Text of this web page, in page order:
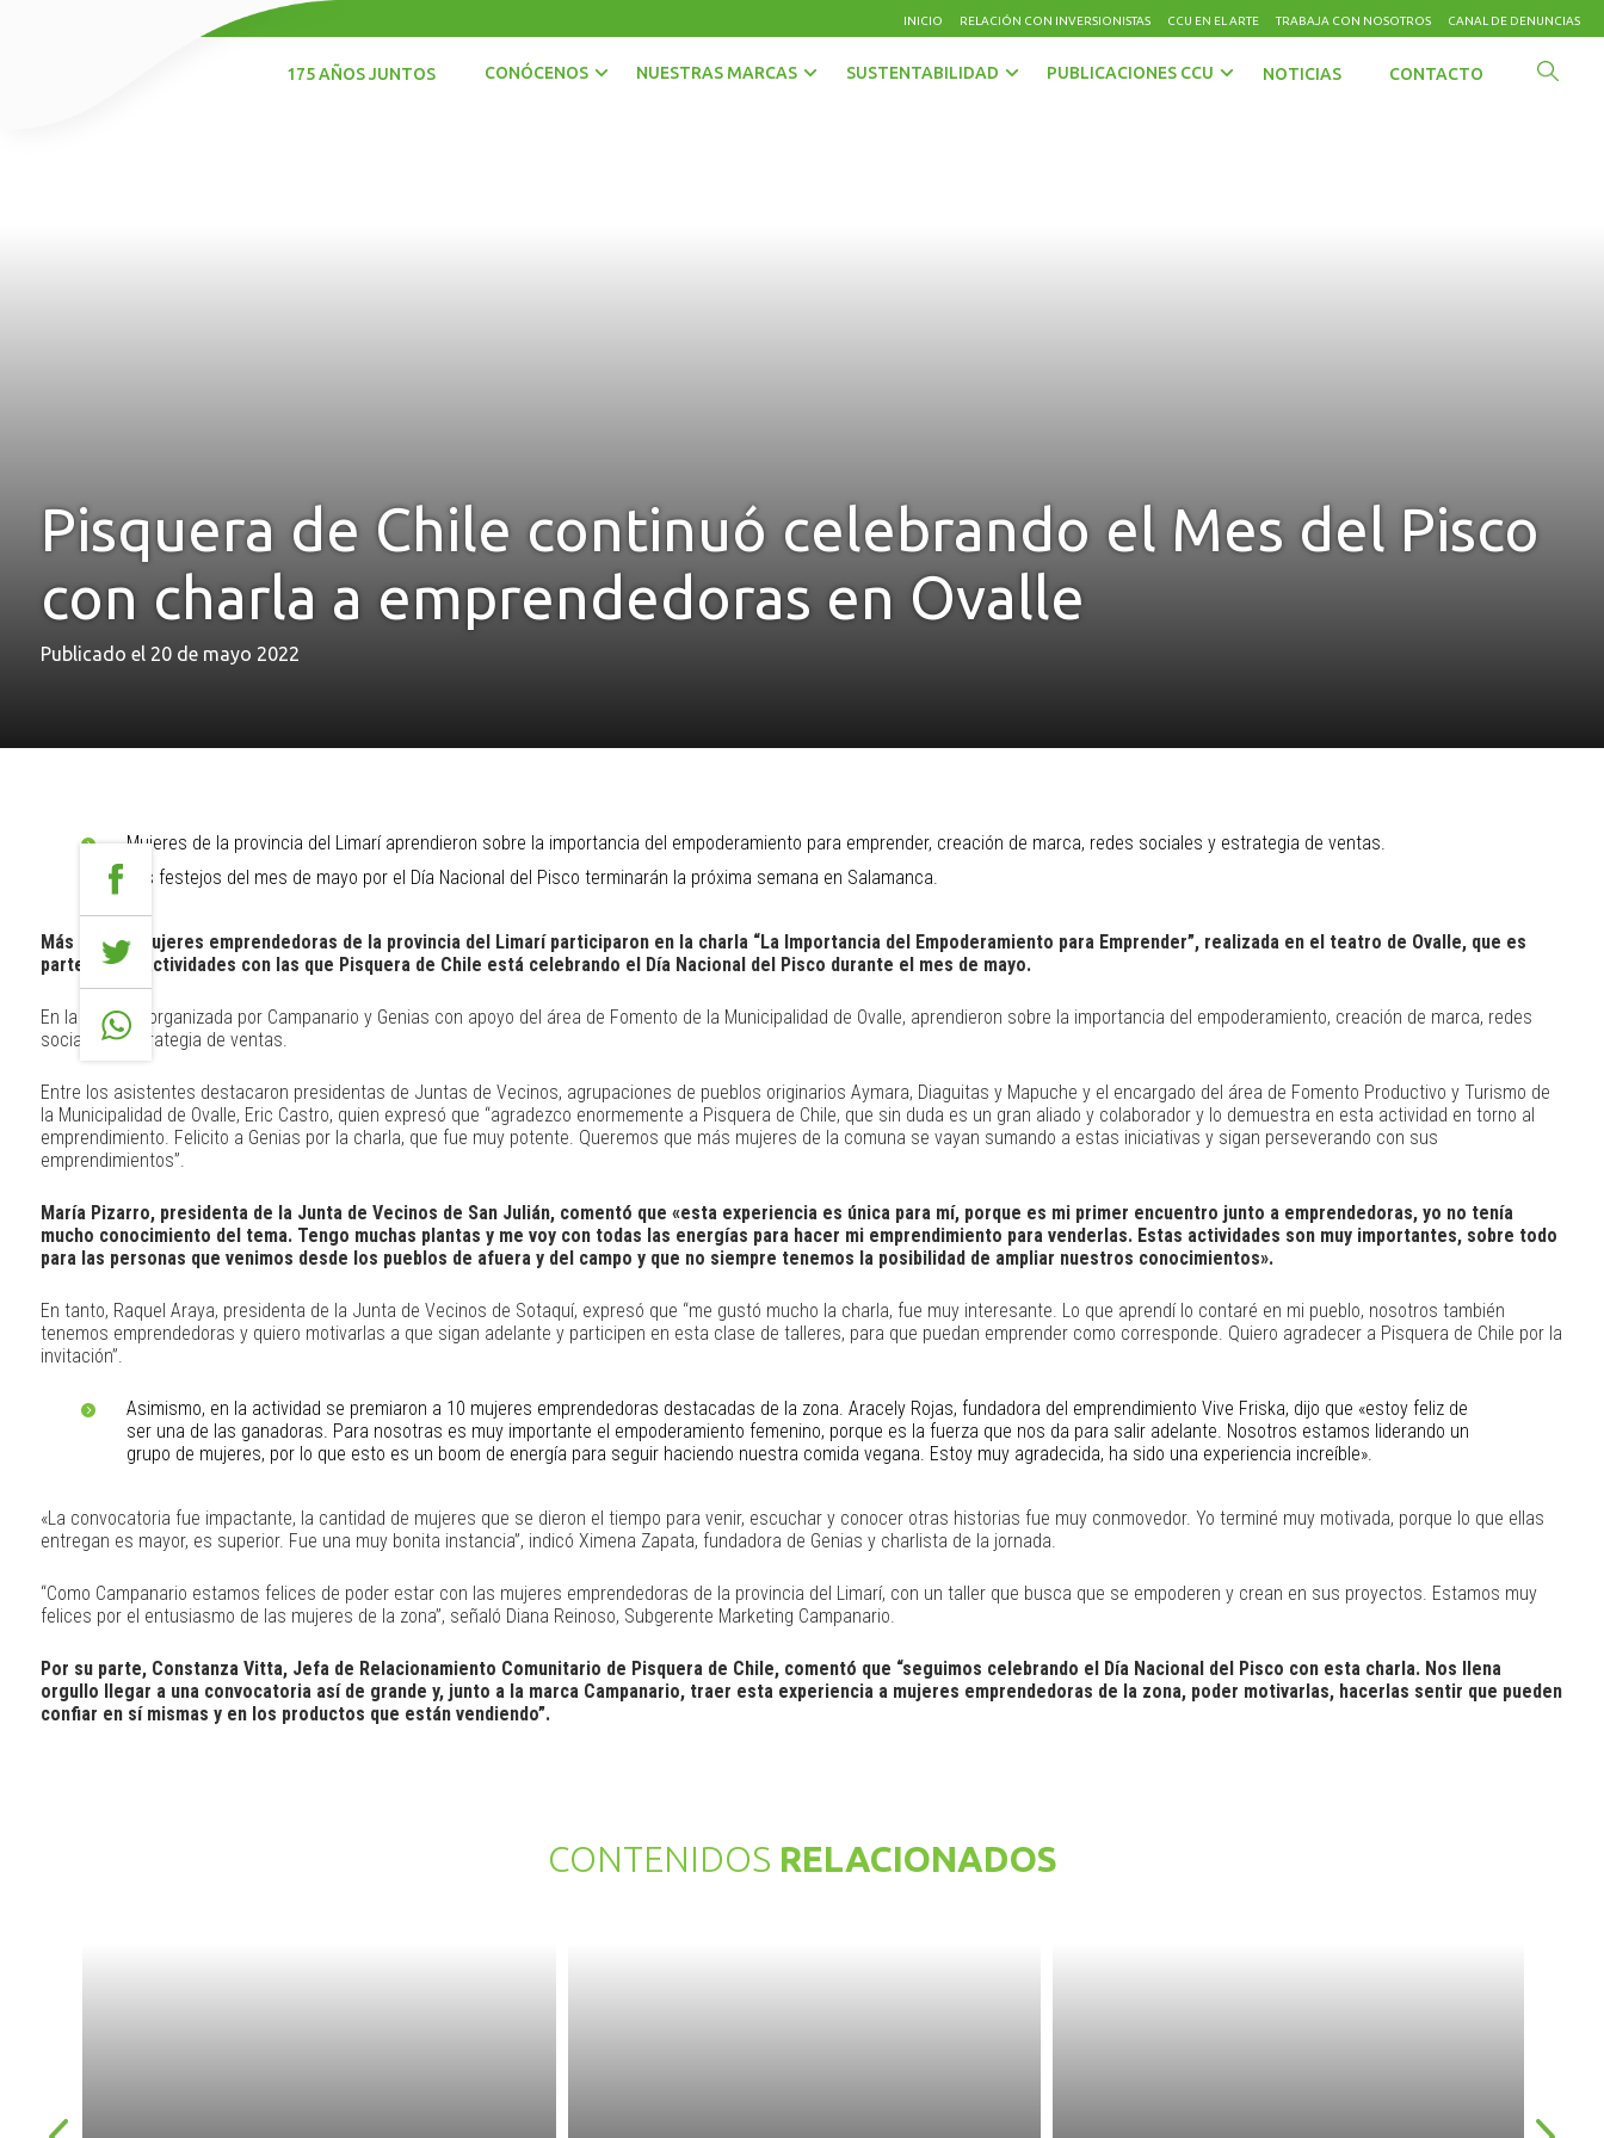
INICIO RELACIÓN CON INVERSIONISTAS CCU EN EL ARTE TRABAJA CON NOSOTROS CANAL DE DENUNCIAS
175 AÑOS JUNTOS CONÓCENOS NUESTRAS MARCAS SUSTENTABILIDAD PUBLICACIONES CCU NOTICIAS CONTACTO
Pisquera de Chile continuó celebrando el Mes del Pisco
con charla a emprendedoras en Ovalle
Publicado el 20 de mayo 2022
Mujeres de la provincia del Limarí aprendieron sobre la importancia del empoderamiento para emprender, creación de marca, redes sociales y estrategia de ventas.
Los festejos del mes de mayo por el Día Nacional del Pisco terminarán la próxima semana en Salamanca.
Más de 100 mujeres emprendedoras de la provincia del Limarí participaron en la charla “La Importancia del Empoderamiento para Emprender”, realizada en el teatro de Ovalle, que es
parte de las actividades con las que Pisquera de Chile está celebrando el Día Nacional del Pisco durante el mes de mayo.
En la jornada, organizada por Campanario y Genias con apoyo del área de Fomento de la Municipalidad de Ovalle, aprendieron sobre la importancia del empoderamiento, creación de marca, redes
sociales y estrategia de ventas.
Entre los asistentes destacaron presidentas de Juntas de Vecinos, agrupaciones de pueblos originarios Aymara, Diaguitas y Mapuche y el encargado del área de Fomento Productivo y Turismo de
la Municipalidad de Ovalle, Eric Castro, quien expresó que “agradezco enormemente a Pisquera de Chile, que sin duda es un gran aliado y colaborador y lo demuestra en esta actividad en torno al
emprendimiento. Felicito a Genias por la charla, que fue muy potente. Queremos que más mujeres de la comuna se vayan sumando a estas iniciativas y sigan perseverando con sus
emprendimientos”.
María Pizarro, presidenta de la Junta de Vecinos de San Julián, comentó que «esta experiencia es única para mí, porque es mi primer encuentro junto a emprendedoras, yo no tenía
mucho conocimiento del tema. Tengo muchas plantas y me voy con todas las energías para hacer mi emprendimiento para venderlas. Estas actividades son muy importantes, sobre todo
para las personas que venimos desde los pueblos de afuera y del campo y que no siempre tenemos la posibilidad de ampliar nuestros conocimientos».
En tanto, Raquel Araya, presidenta de la Junta de Vecinos de Sotaquí, expresó que “me gustó mucho la charla, fue muy interesante. Lo que aprendí lo contaré en mi pueblo, nosotros también
tenemos emprendedoras y quiero motivarlas a que sigan adelante y participen en esta clase de talleres, para que puedan emprender como corresponde. Quiero agradecer a Pisquera de Chile por la
invitación”.
Asimismo, en la actividad se premiaron a 10 mujeres emprendedoras destacadas de la zona. Aracely Rojas, fundadora del emprendimiento Vive Friska, dijo que «estoy feliz de
ser una de las ganadoras. Para nosotras es muy importante el empoderamiento femenino, porque es la fuerza que nos da para salir adelante. Nosotros estamos liderando un
grupo de mujeres, por lo que esto es un boom de energía para seguir haciendo nuestra comida vegana. Estoy muy agradecida, ha sido una experiencia increíble».
«La convocatoria fue impactante, la cantidad de mujeres que se dieron el tiempo para venir, escuchar y conocer otras historias fue muy conmovedor. Yo terminé muy motivada, porque lo que ellas
entregan es mayor, es superior. Fue una muy bonita instancia”, indicó Ximena Zapata, fundadora de Genias y charlista de la jornada.
“Como Campanario estamos felices de poder estar con las mujeres emprendedoras de la provincia del Limarí, con un taller que busca que se empoderen y crean en sus proyectos. Estamos muy
felices por el entusiasmo de las mujeres de la zona”, señaló Diana Reinoso, Subgerente Marketing Campanario.
Por su parte, Constanza Vitta, Jefa de Relacionamiento Comunitario de Pisquera de Chile, comentó que “seguimos celebrando el Día Nacional del Pisco con esta charla. Nos llena
orgullo llegar a una convocatoria así de grande y, junto a la marca Campanario, traer esta experiencia a mujeres emprendedoras de la zona, poder motivarlas, hacerlas sentir que pueden
confiar en sí mismas y en los productos que están vendiendo”.
CONTENIDOS RELACIONADOS